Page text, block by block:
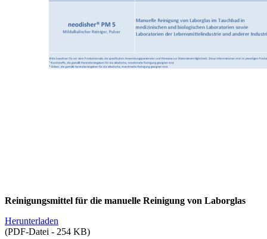
Reinigungsmittel für die manuelle Reinigung von Laborglas
Herunterladen
(PDF-Datei - 254 KB)